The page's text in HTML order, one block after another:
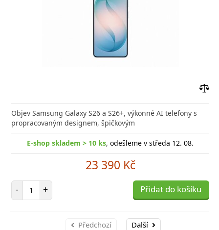
Objev Samsung Galaxy S26 a S26+, výkonné AI telefony s
propracovaným designem, špičkovým
E-shop skladem > 10 ks, odešleme v středa 12. 08.
23 390 Kč
- Počet položek
+ Přidat do košíku
Předchozí Další